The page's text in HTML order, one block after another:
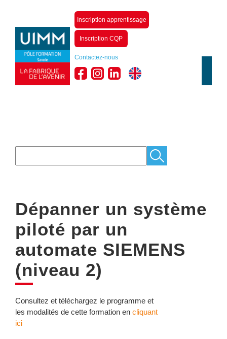
Inscription apprentissage
Inscription CQP
Contactez-nous
Dépanner un système
piloté par un
automate SIEMENS
(niveau 2)
Consultez et téléchargez le programme et
les modalités de cette formation en cliquant
ici